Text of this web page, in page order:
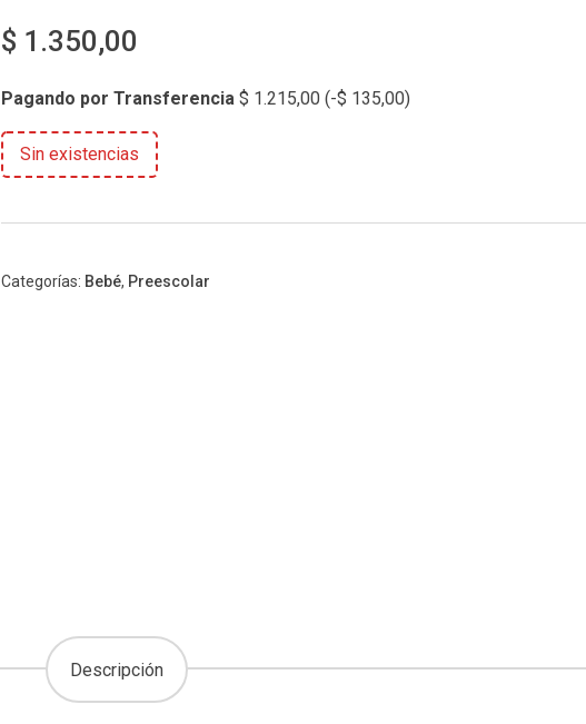
$ 1.350,00
Pagando por Transferencia $ 1.215,00 (-$ 135,00)
Sin existencias
Categorías: Bebé, Preescolar
Descripción